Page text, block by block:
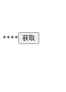
**** 获取